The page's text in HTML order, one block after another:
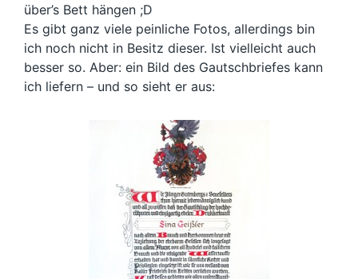
über’s Bett hängen ;D
Es gibt ganz viele peinliche Fotos, allerdings bin
ich noch nicht in Besitz dieser. Ist vielleicht auch
besser so. Aber: ein Bild des Gautschbriefes kann
ich liefern – und so sieht er aus: